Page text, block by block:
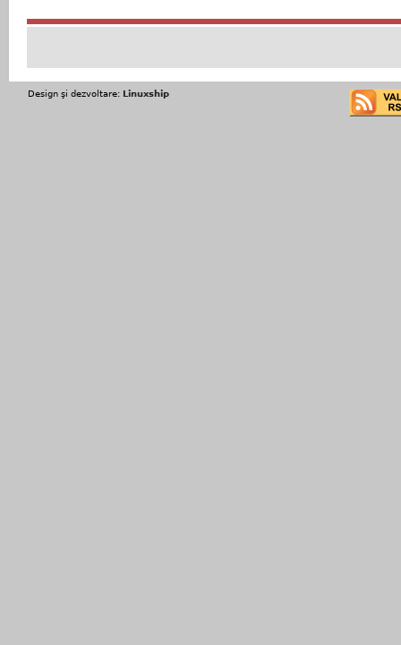
Design şi dezvoltare: Linuxship